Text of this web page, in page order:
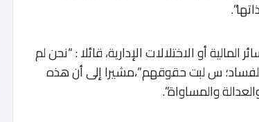
أو الاختلالات الإدارية، قائلا : “نحن لم
س لبت حقوقهم”،مشيرا إلى أن هذه
والمساواة”.